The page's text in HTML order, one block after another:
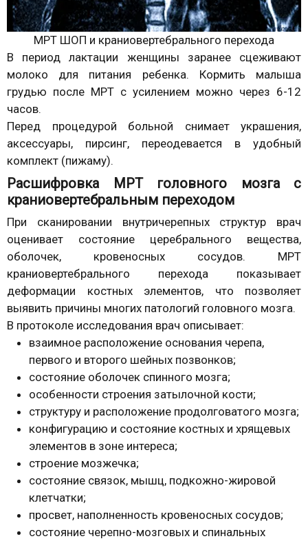
МРТ ШОП и краниовертебрального перехода
В период лактации женщины заранее сцеживают
молоко для питания ребенка. Кормить малыша
грудью после МРТ с усилением можно через 6-12
часов.
Перед процедурой больной снимает украшения,
аксессуары, пирсинг, переодевается в удобный
комплект (пижаму).
Расшифровка МРТ головного мозга с
краниовертебральным переходом
При сканировании внутричерепных структур врач
оценивает состояние церебрального вещества,
оболочек, кровеносных сосудов. МРТ
краниовертебрального перехода показывает
деформации костных элементов, что позволяет
выявить причины многих патологий головного мозга.
В протоколе исследования врач описывает:
взаимное расположение основания черепа,
первого и второго шейных позвонков;
состояние оболочек спинного мозга;
особенности строения затылочной кости;
структуру и расположение продолговатого мозга;
конфигурацию и состояние костных и хрящевых
элементов в зоне интереса;
строение мозжечка;
состояние связок, мышц, подкожно-жировой
клетчатки;
просвет, наполненность кровеносных сосудов;
состояние черепно-мозговых и спинальных